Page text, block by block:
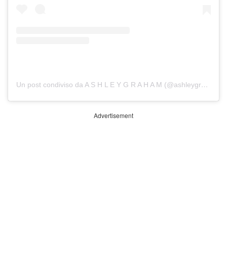
Un post condiviso da A S H L E Y G R A H A M (@ashleygraham)
Advertisement